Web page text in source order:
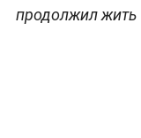
продолжил жить